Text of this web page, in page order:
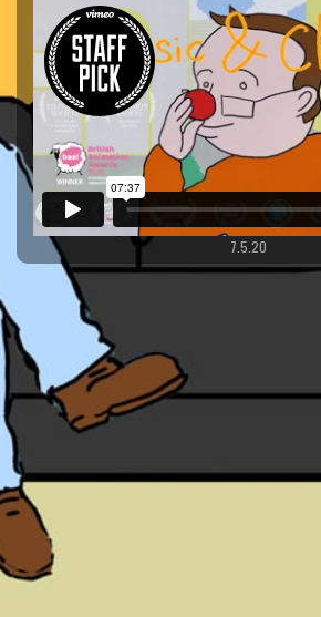
7.5.20